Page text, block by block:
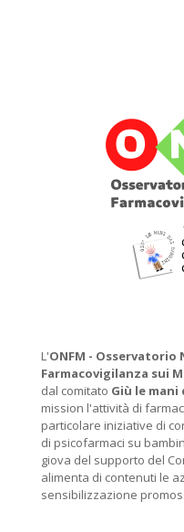
L'ONFM - Osservatorio
Farmacovigilanza sui
dal comitato Giù le mani
mission l'attività di
particolare iniziative di
di psicofarmaci su
giova del supporto del
alimenta di contenuti le
sensibilizzazione